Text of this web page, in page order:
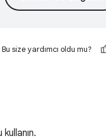
Bu size yardımcı oldu mu?